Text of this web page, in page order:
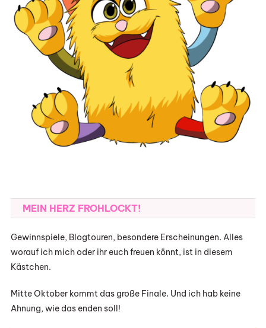
MEIN HERZ FROHLOCKT!
Gewinnspiele, Blogtouren, besondere Erscheinungen. Alles
worauf ich mich oder ihr euch freuen könnt, ist in diesem
Kästchen.
Mitte Oktober kommt das große Finale. Und ich hab keine
Ahnung, wie das enden soll!